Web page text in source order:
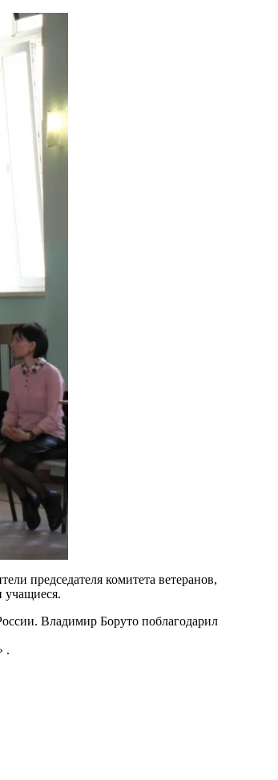
председателя комитета ветеранов,
учащиеся.
Владимир Боруто поблагодарил
.